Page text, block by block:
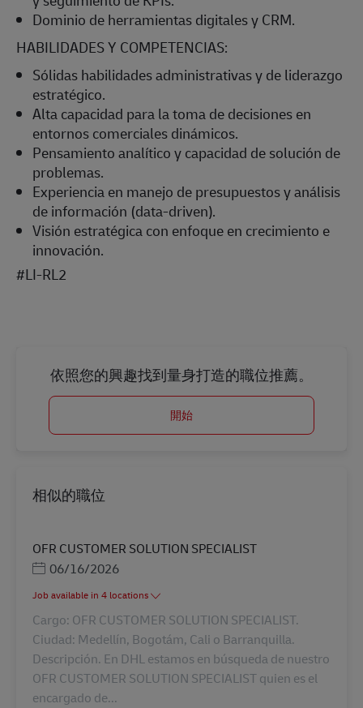
Dominio de herramientas digitales y CRM.
HABILIDADES Y COMPETENCIAS:
Sólidas habilidades administrativas y de liderazgo
estratégico.
Alta capacidad para la toma de decisiones en
entornos comerciales dinámicos.
Pensamiento analítico y capacidad de solución de
problemas.
Experiencia en manejo de presupuestos y análisis
de información (data-driven).
Visión estratégica con enfoque en crecimiento e
innovación.
#LI-RL2
依照您的興趣找到量身打造的職位推薦。
開始
相似的職位
OFR CUSTOMER SOLUTION SPECIALIST
Posted Date
06/16/2026
Job available in 4 locations
Cargo: OFR CUSTOMER SOLUTION SPECIALIST.
Ciudad: Medellín, Bogotám, Cali o Barranquilla.
Descripción. En DHL estamos en búsqueda de nuestro
OFR CUSTOMER SOLUTION SPECIALIST quien es el
encargado de...